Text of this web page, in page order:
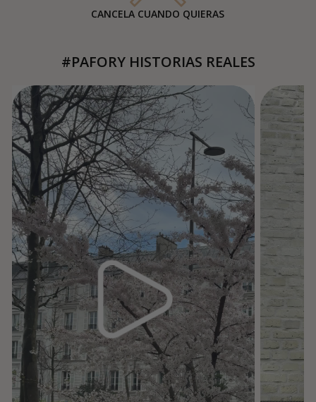
CANCELA CUANDO QUIERAS
#PAFORY HISTORIAS REALES